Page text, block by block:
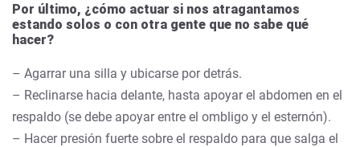
Por último, ¿cómo actuar si nos atragantamos
estando solos o con otra gente que no sabe qué
hacer?
– Agarrar una silla y ubicarse por detrás.
– Reclinarse hacia delante, hasta apoyar el abdomen en el
respaldo (se debe apoyar entre el ombligo y el esternón).
– Hacer presión fuerte sobre el respaldo para que salga el